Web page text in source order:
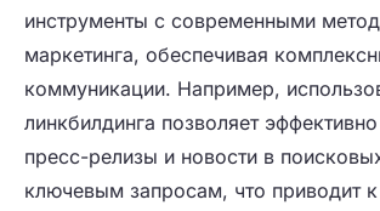
инструменты с современными
маркетинга, обеспечивая
коммуникации. Например,
линкбилдинга позволяет
пресс-релизы и новости в
ключевым запросам, что приводит